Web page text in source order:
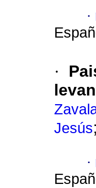
·
·
Jesús;
·